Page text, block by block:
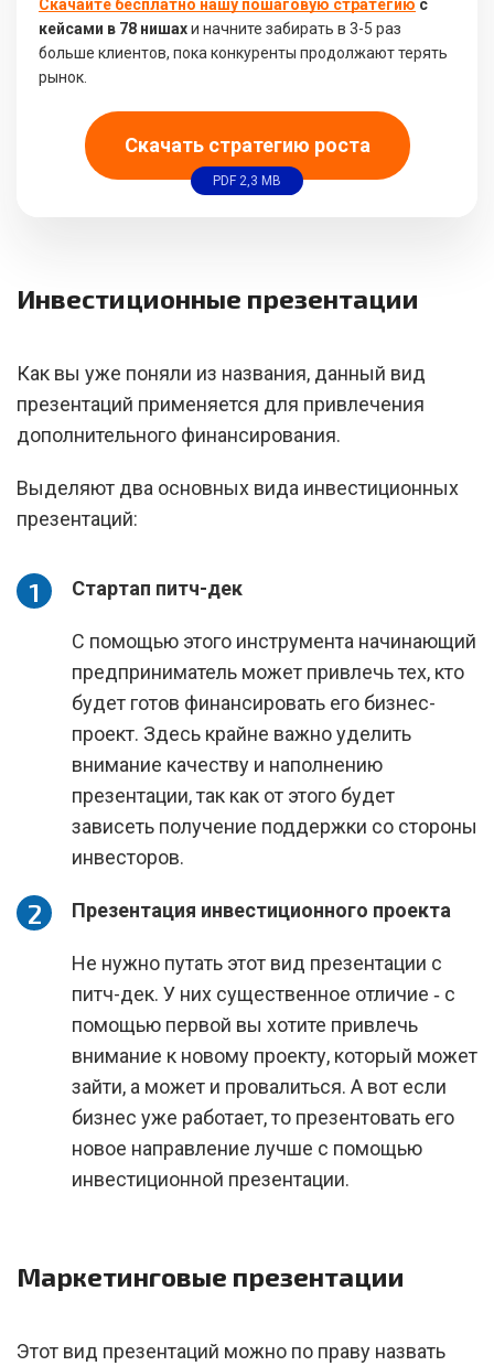
Скачайте бесплатно нашу пошаговую стратегию с
кейсами в 78 нишахи начните забирать в 3-5 раз
больше клиентов, пока конкуренты продолжают терять
рынок.
Скачать стратегию роста
PDF 2,3 MB
Инвестиционные презентации
Как вы уже поняли из названия, данный вид
презентаций применяется для привлечения
дополнительного финансирования.
Выделяют два основных вида инвестиционных
презентаций:
Стартап питч-дек
С помощью этого инструмента начинающий
предприниматель может привлечь тех, кто
будет готов финансировать его бизнес-
проект. Здесь крайне важно уделить
внимание качеству и наполнению
презентации, так как от этого будет
зависеть получение поддержки со стороны
инвесторов.
Презентация инвестиционного проекта
Не нужно путать этот вид презентации с
питч-дек. У них существенное отличие ‑ с
помощью первой вы хотите привлечь
внимание к новому проекту, который может
зайти, а может и провалиться. А вот если
бизнес уже работает, то презентовать его
новое направление лучше с помощью
инвестиционной презентации.
Маркетинговые презентации
Этот вид презентаций можно по праву назвать